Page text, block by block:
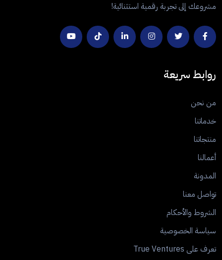
مشروعك إلى تجربة رقمية استثنائية!
روابط سريعة
من نحن
خدماتنا
منتجاتنا
أعمالنا
المدونة
تواصل معنا
الشروط والأحكام
سياسة الخصوصية
تعرف على True Ventures